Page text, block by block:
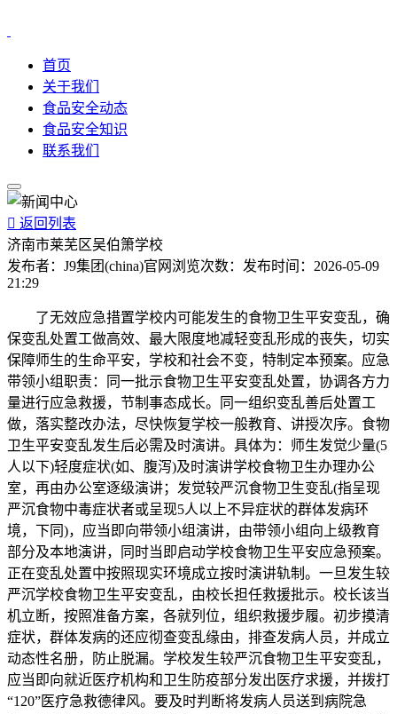
首页
关于我们
食品安全动态
食品安全知识
联系我们
 返回列表
济南市莱芜区吴伯箫学校
发布者： J9集团(china)官网 浏览次数： 发布时间： 2026-05-09
21:29
了无效应急措置学校内可能发生的食物卫生平安变乱，确
保变乱处置工做高效、最大限度地减轻变乱形成的丧失，切实
保障师生的生命平安，学校和社会不变，特制定本预案。应急
带领小组职责：同一批示食物卫生平安变乱处置，协调各方力
量进行应急救援，节制事态成长。同一组织变乱善后处置工
做，落实整改办法，尽快恢复学校一般教育、讲授次序。食物
卫生平安变乱发生后必需及时演讲。具体为：师生发觉少量(5
人以下)轻度症状(如、腹泻)及时演讲学校食物卫生办理办公
室，再由办公室逐级演讲；发觉较严沉食物卫生变乱(指呈现
严沉食物中毒症状者或呈现5人以上不异症状的群体发病环
境，下同)，应当即向带领小组演讲，由带领小组向上级教育
部分及本地演讲，同时当即启动学校食物卫生平安应急预案。
正在变乱处置中按照现实环境成立按时演讲轨制。一旦发生较
严沉学校食物卫生平安变乱，由校长担任救援批示。校长该当
机立断，按照准备方案，各就列位，组织救援步履。初步摸清
症状，群体发病的还应彻查变乱缘由，排查发病人员，并成立
动态性名册，防止脱漏。学校发生较严沉食物卫生平安变乱，
应当即向就近医疗机构和卫生防疫部分发出医疗求援，并拨打
“120”医疗急救德律风。要及时判断将发病人员送到病院急